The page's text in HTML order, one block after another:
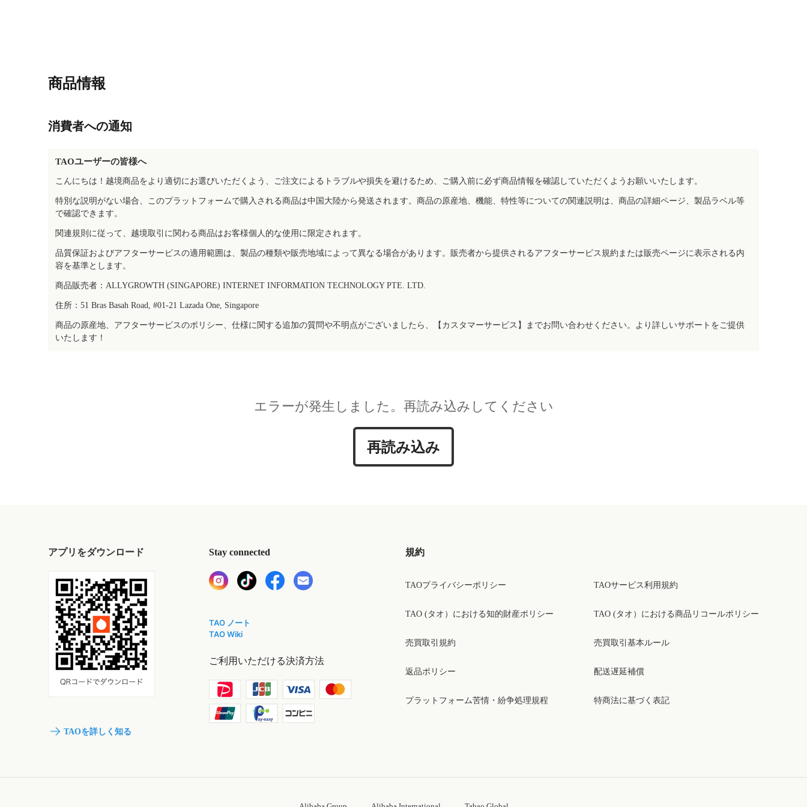
商品情報
消費者への通知
TAOユーザーの皆様へ
こんにちは！越境商品をより適切にお選びいただくよう、ご注文によるトラブルや損失を避けるため、ご購入前に必ず商品情報を確認していただくようお願いいたします。
特別な説明がない場合、このプラットフォームで購入される商品は中国大陸から発送されます。商品の原産地、機能、特性等についての関連説明は、商品の詳細ページ、製品ラベル等
で確認できます。
関連規則に従って、越境取引に関わる商品はお客様個人的な使用に限定されます。
品質保証およびアフターサービスの適用範囲は、製品の種類や販売地域によって異なる場合があります。販売者から提供されるアフターサービス規約または販売ページに表示される内
容を基準とします。
商品販売者：ALLYGROWTH (SINGAPORE) INTERNET INFORMATION TECHNOLOGY PTE. LTD.
住所：51 Bras Basah Road, #01-21 Lazada One, Singapore
商品の原産地、アフターサービスのポリシー、仕様に関する追加の質問や不明点がございましたら、【カスタマーサービス】までお問い合わせください。より詳しいサポートをご提供
いたします！
エラーが発生しました。再読み込みしてください
再読み込み
アプリをダウンロード
TAOを詳しく知る
Stay connected
TAO ノート
TAO Wiki
ご利用いただける決済方法
規約
TAOプライバシーポリシー
TAO (タオ）における知的財産ポリシー
売買取引規約
返品ポリシー
プラットフォーム苦情・紛争処理規程
TAOサービス利用規約
TAO (タオ）における商品リコールポリシー
売買取引基本ルール
配送遅延補償
特商法に基づく表記